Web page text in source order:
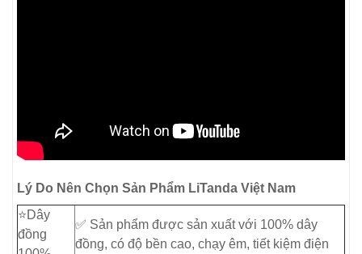
Lý Do Nên Chọn Sản Phẩm LiTanda Việt Nam
⭐️Dây
đồng
✅ Sản phẩm được sản xuất với 100% dây
đồng, có độ bền cao, chạy êm, tiết kiệm điện